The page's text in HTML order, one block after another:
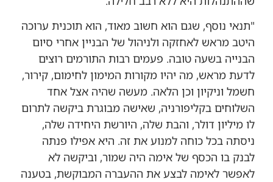
"תנאי נוסף, שגם הוא חשוב מאוד, הוא תוכנית ערוכה
היטב מראש לאחזקה ולניהול של הבניין אחרי סיום
הבנייה בשעה טובה. פעמים רבות התורמים רוצים
לדעת מראש, מה יהיו מקורות המימון לחימום, קירור,
חשמל וניקיון וכן הלאה. מעשה שהיה אצל אחד
השלוחים בקליפורניה, שאישה מבוגרת ביקשה לתרום
לו מיליון דולר, והבת שלה, היורשת היחידה שלה,
ניסתה בכל כוחה למנוע את זה. היא אפילו פנתה
לבנק בו הכסף של אימה היה שמור, וביקשה לא
לאפשר לאימה לבצע את ההעברה המבוקשת, בטענה